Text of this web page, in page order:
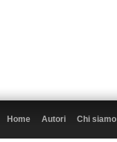
Home Autori Chi siamo